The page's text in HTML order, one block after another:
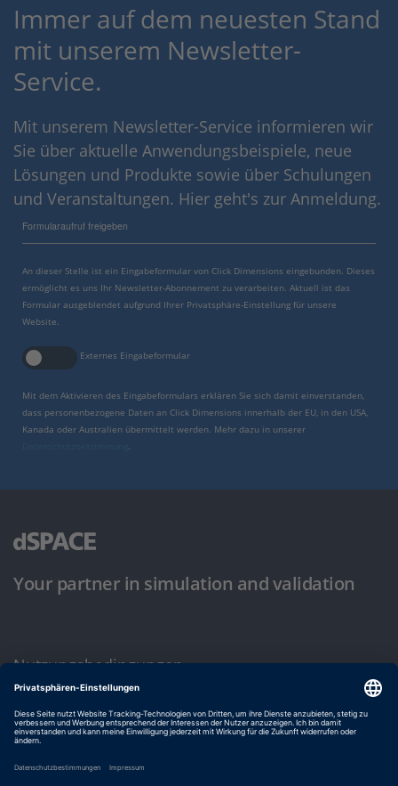
Immer auf dem neuesten Stand
mit unserem Newsletter-
Service.
Mit unserem Newsletter-Service informieren wir
Sie über aktuelle Anwendungsbeispiele, neue
Lösungen und Produkte sowie über Schulungen
und Veranstaltungen. Hier geht's zur Anmeldung.
Formularaufruf freigeben
An dieser Stelle ist ein Eingabeformular von Click Dimensions eingebunden. Dieses
ermöglicht es uns Ihr Newsletter-Abonnement zu verarbeiten. Aktuell ist das
Formular ausgeblendet aufgrund Ihrer Privatsphäre-Einstellung für unsere
Website.
Externes Eingabeformular
Mit dem Aktivieren des Eingabeformulars erklären Sie sich damit einverstanden,
dass personenbezogene Daten an Click Dimensions innerhalb der EU, in den USA,
Kanada oder Australien übermittelt werden. Mehr dazu in unserer
.
Your partner in simulation and validation
Nutzungsbedingungen
Impressum & Allgemeine Geschäftsbedingungen